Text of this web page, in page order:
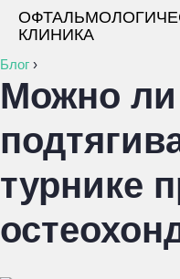
КЛИНИКА
Блог ›
Можно ли
турнике